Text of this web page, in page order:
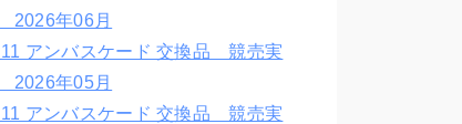
年06月
アンバスケード 交換品 競売実
年05月
アンバスケード 交換品 競売実